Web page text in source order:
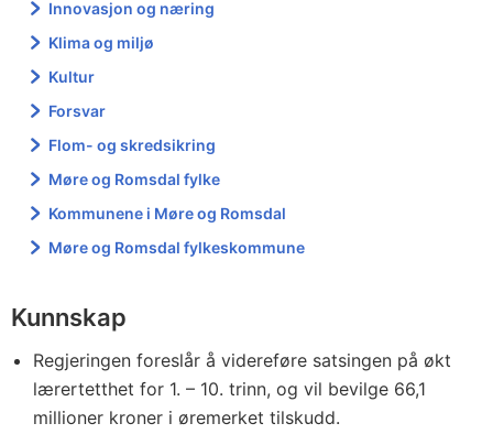
Innovasjon og næring
Klima og miljø
Kultur
Forsvar
Flom- og skredsikring
Møre og Romsdal fylke
Kommunene i Møre og Romsdal
Møre og Romsdal fylkeskommune
Kunnskap
Regjeringen foreslår å videreføre satsingen på økt
lærertetthet for 1. – 10. trinn, og vil bevilge 66,1
millioner kroner i øremerket tilskudd.